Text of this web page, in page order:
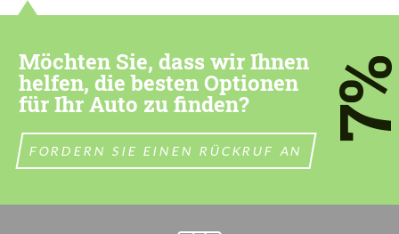
Möchten Sie, dass wir Ihnen
helfen, die besten Optionen
für Ihr Auto zu finden?
FORDERN SIE EINEN RÜCKRUF AN
persönlichen Daten
persönlichen Daten